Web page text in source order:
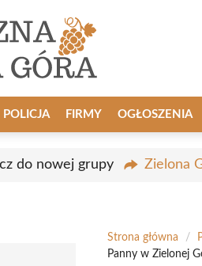
POLICJA FIRMY OGŁOSZENIA
do nowej grupy Zielona
Strona główna /
Panny w Zielonej